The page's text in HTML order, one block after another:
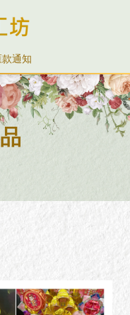
款通知